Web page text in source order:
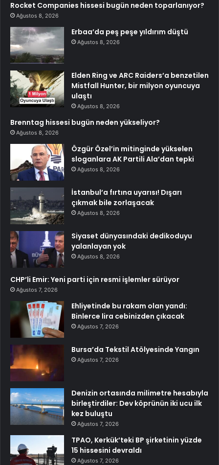
Rocket Companies hissesi bugün neden toparlanıyor?
Ağustos 8, 2026
Erbaa’da peş peşe yıldırım düştü
Ağustos 8, 2026
Elden Ring ve ARC Raiders’a benzetilen
Mistfall Hunter, bir milyon oyuncuya
ulaştı
Ağustos 8, 2026
Brenntag hissesi bugün neden yükseliyor?
Ağustos 8, 2026
Özgür Özel’in mitinginde yükselen
sloganlara AK Partili Ala’dan tepki
Ağustos 8, 2026
İstanbul’a fırtına uyarısı! Dışarı
çıkmak bile zorlaşacak
Ağustos 8, 2026
Siyaset dünyasındaki dedikoduyu
yalanlayan yok
Ağustos 8, 2026
CHP’li Emir: Yeni parti için resmi işlemler sürüyor
Ağustos 7, 2026
Ehliyetinde bu rakam olan yandı:
Binlerce lira cebinizden çıkacak
Ağustos 7, 2026
Bursa’da Tekstil Atölyesinde Yangın
Ağustos 7, 2026
Denizin ortasında milimetre hesabıyla
birleştirdiler: Dev köprünün iki ucu ilk
kez buluştu
Ağustos 7, 2026
TPAO, Kerkük’teki BP şirketinin yüzde
15 hissesini devraldı
Ağustos 7, 2026